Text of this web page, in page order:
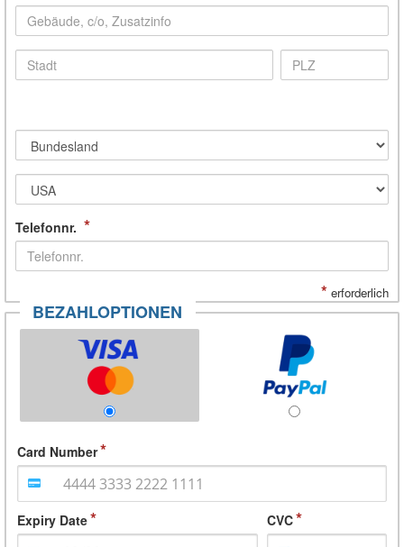
Telefonnr. *
* erforderlich
BEZAHLOPTIONEN
Card Number
Expiry Date CVC